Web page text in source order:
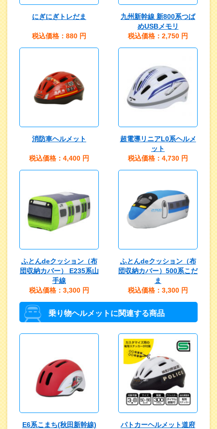
にぎにぎトレだま
税込価格：880 円
九州新幹線 新800系つば
めUSBメモリ
税込価格：2,750 円
消防車ヘルメット
税込価格：4,400 円
超電導リニアL0系ヘルメ
ット
税込価格：4,730 円
ふとんdeクッション（布
団収納カバー） E235系山
手線
税込価格：3,300 円
ふとんdeクッション（布
団収納カバー）500系こだ
ま
税込価格：3,300 円
乗り物ヘルメットに関連する商品
E6系こまち(秋田新幹線)
パトカーヘルメット道府